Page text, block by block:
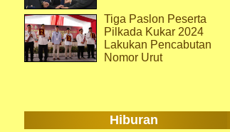
Tiga Paslon Peserta
Pilkada Kukar 2024
Lakukan Pencabutan
Nomor Urut
Hiburan